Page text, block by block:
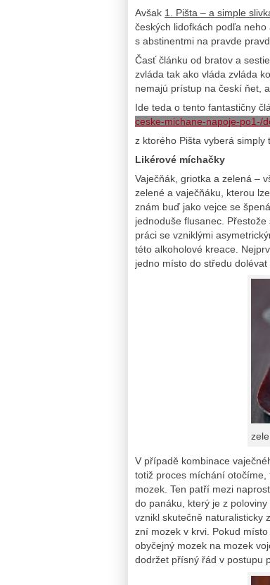
Avšak 1. Pišta – a simple
českých lidofkách podľa
s abstinentmi na pravde
Časť článku od bratov a
zvláda tak ako vláda zvláda
nemajú prístup na českí ňet,
Ide teda o tento fantastičny
ceske-michane-napoje-po1-/
z ktorého Pišta vyberá simply
Likérové míchačky
Vaječňák, griotka a zelená –
zelené a vaječňáku, kterou
znám buď jako vejce se
jednoduše flusanec.
práci se vzniklými
této alkoholové kreace.
jedno místo do středu
V případě kombinace
totiž proces míchání
mozek. Ten patří mezi
do panáku, který je z
vznikl skutečně naturalisticky
zní mozek v krvi. Pokud
obyčejný mozek na mozek
dodržet přísný řád v postupu